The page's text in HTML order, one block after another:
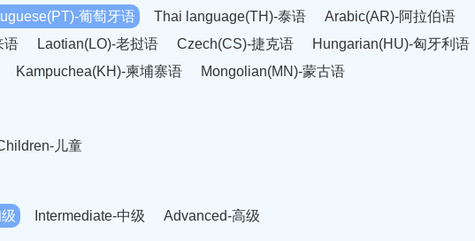
葡萄牙语 Thai language(TH)-泰语 Arabic(AR)-阿拉伯语
语
Laotian(LO)-老挝语 Czech(CS)-捷克语 Hungarian(HU)-匈牙利语
Kampuchea(KH)-柬埔寨语 Mongolian(MN)-蒙古语
儿童
Intermediate-中级 Advanced-高级